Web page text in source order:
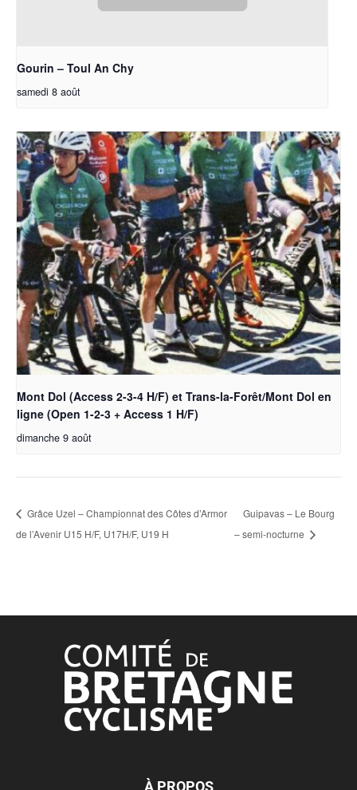
Gourin – Toul An Chy
samedi 8 août
Mont Dol (Access 2-3-4 H/F) et Trans-la-Forêt/Mont Dol en
ligne (Open 1-2-3 + Access 1 H/F)
dimanche 9 août
Grâce Uzel – Championnat des Côtes d’Armor
de l’Avenir U15 H/F, U17H/F, U19 H
Guipavas – Le Bourg
– semi-nocturne
À PROPOS